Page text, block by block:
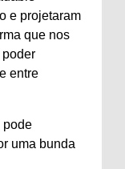
e projetaram
que nos
entre
pode
uma bunda